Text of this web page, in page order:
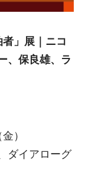
」展｜ニコ
、保良雄、ラ
）
ダイアローグ